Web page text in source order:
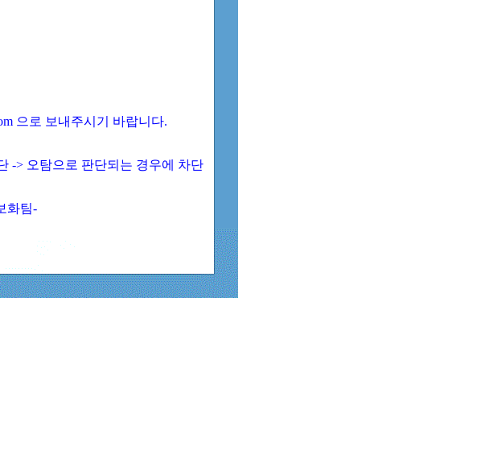
으로 보내주시기 바랍니다.
-> 오탐으로 판단되는 경우에 차단
화팀-